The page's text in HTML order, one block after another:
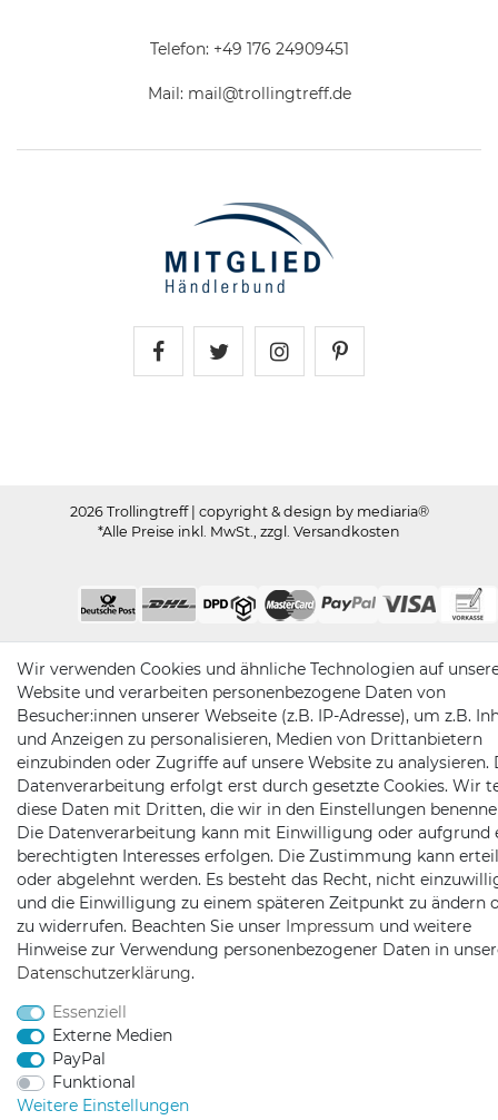
Telefon: +49 176 24909451
Mail: mail@trollingtreff.de
2026 Trollingtreff | copyright & design by mediaria®
*Alle Preise inkl. MwSt., zzgl. Versandkosten
Wir verwenden Cookies und ähnliche Technologien auf
Website und verarbeiten personenbezogene Daten von
Besucher:innen unserer Webseite (z.B. IP-Adresse), um z.B.
und Anzeigen zu personalisieren, Medien von Drittanbietern
einzubinden oder Zugriffe auf unsere Website zu analysieren.
Datenverarbeitung erfolgt erst durch gesetzte Cookies. Wir
diese Daten mit Dritten, die wir in den Einstellungen
Die Datenverarbeitung kann mit Einwilligung oder aufgrund
berechtigten Interesses erfolgen. Die Zustimmung kann
oder abgelehnt werden. Es besteht das Recht, nicht
und die Einwilligung zu einem späteren Zeitpunkt zu ändern
zu widerrufen. Beachten Sie unser Impressum und weitere
Hinweise zur Verwendung personenbezogener Daten in
Daten­schutz­erklärung.
Essenziell
Externe Medien
PayPal
Funktional
Weitere Einstellungen